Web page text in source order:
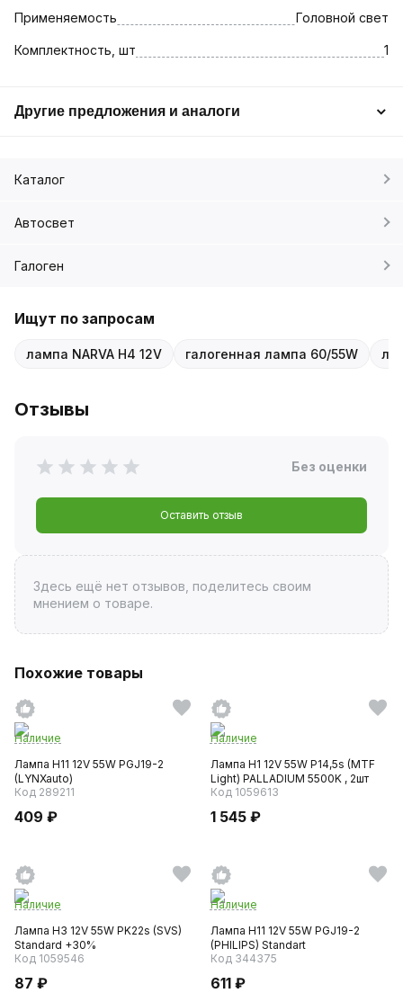
Применяемость Головной свет
Комплектность, шт 1
Другие предложения и аналоги
Каталог
Автосвет
Галоген
Ищут по запросам
лампа NARVA H4 12V галогенная лампа 60/55W
Отзывы
Без оценки
Оставить отзыв
Здесь ещё нет отзывов, поделитесь своим
мнением о товаре.
Похожие товары
Наличие
Лампа H11 12V 55W PGJ19-2
(LYNXauto)
Код 289211
409 ₽
Наличие
Лампа H1 12V 55W P14,5s (MTF
Light) PALLADIUM 5500K , 2шт
Код 1059613
1 545 ₽
Наличие
Лампа H3 12V 55W PK22s (SVS)
Standard +30%
Код 1059546
87 ₽
Наличие
Лампа H11 12V 55W PGJ19-2
(PНILIPS) Standart
Код 344375
611 ₽